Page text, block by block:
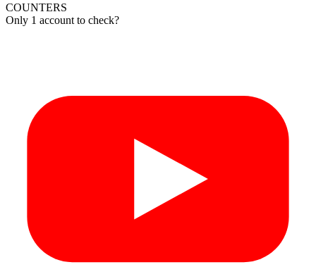
COUNTERS
Only 1 account to check?